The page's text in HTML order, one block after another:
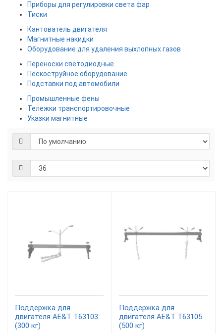
Приборы для регулировки света фар
Тиски
Кантователь двигателя
Магнитные накидки
Оборудование для удаления выхлопных газов
Переноски светодиодные
Пескоструйное оборудование
Подставки под автомобили
Промышленные фены
Тележки транспортировочные
Указки магнитные
Поддержка для
двигателя AE&T T63103
(300 кг)
Поддержка для
двигателя AE&T T63105
(500 кг)